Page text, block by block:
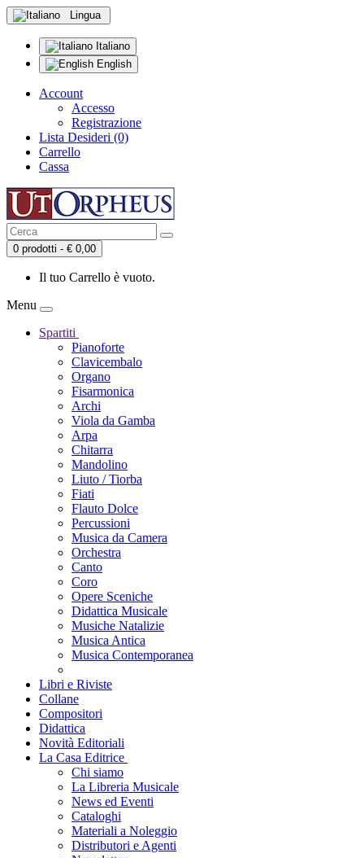
Lingua
Italiano
English
Account
Accesso
Registrazione
Lista Desideri (0)
Carrello
Cassa
0 prodotti - € 0,00
Il tuo Carrello è vuoto.
Menu
Spartiti
Pianoforte
Clavicembalo
Organo
Fisarmonica
Archi
Viola da Gamba
Arpa
Chitarra
Mandolino
Liuto / Tiorba
Fiati
Flauto Dolce
Percussioni
Musica da Camera
Orchestra
Canto
Coro
Opere Sceniche
Didattica Musicale
Musiche Natalizie
Musica Antica
Musica Contemporanea
Libri e Riviste
Collane
Compositori
Didattica
Novità Editoriali
La Casa Editrice
Chi siamo
La Libreria Musicale
News ed Eventi
Cataloghi
Materiali a Noleggio
Distributori e Agenti